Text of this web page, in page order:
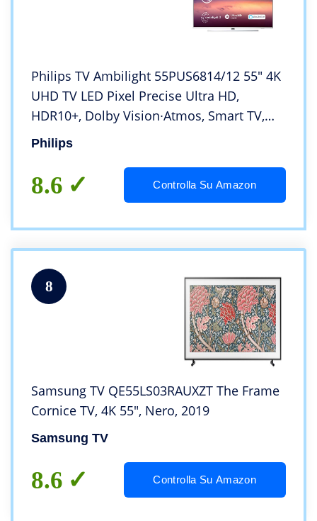
Philips TV Ambilight 55PUS6814/12 55″ 4K
UHD TV LED Pixel Precise Ultra HD,
HDR10+, Dolby Vision∙Atmos, Smart TV,
Alexa Integrata, Modello 2019/2020,
Argento
Philips
8.6 Controlla Su Amazon
8
Samsung TV QE55LS03RAUXZT The Frame
Cornice TV, 4K 55″, Nero, 2019
Samsung TV
8.6 Controlla Su Amazon